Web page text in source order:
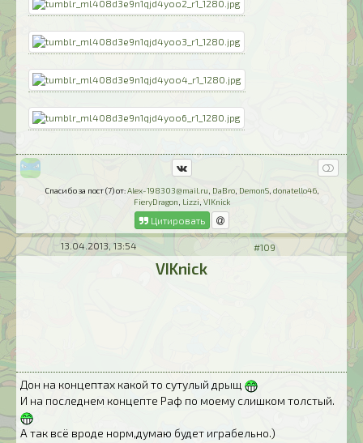
Спасибо за пост (7) от: Alex-198303@mail.ru DaBro, DemonS, donatello46,
FieryDragon Lizzi VIKnick
Цитировать
13.04.2013, 13:54 #109
VIKnick
Дон на концептах какой то сутулый дрыщ
И на последнем концепте Раф по моему слишком толстый.
А так всё вроде норм,думаю будет играбельно.)